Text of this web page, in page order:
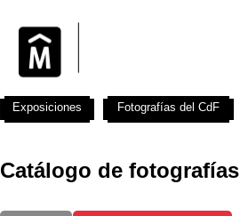
Catálogo de fotografías
Exposiciones Fotografías del CdF